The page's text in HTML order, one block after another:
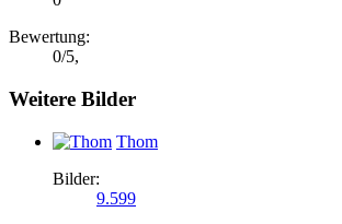
Bewertung:
0/5,
Weitere Bilder
Thom
Bilder:
9.599